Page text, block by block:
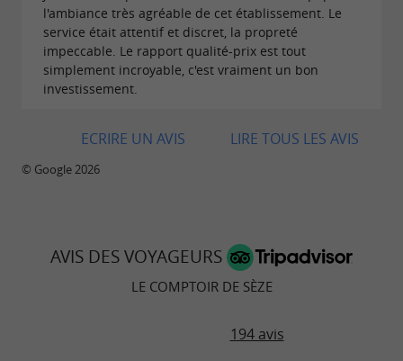
l'ambiance très agréable de cet établissement. Le
service était attentif et discret, la propreté
impeccable. Le rapport qualité-prix est tout
simplement incroyable, c'est vraiment un bon
investissement.
LIRE TOUS LES AVIS
ECRIRE UN AVIS
© Google 2026
AVIS DES VOYAGEURS
LE COMPTOIR DE SÈZE
194 avis